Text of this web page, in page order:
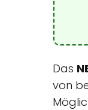
Das
von